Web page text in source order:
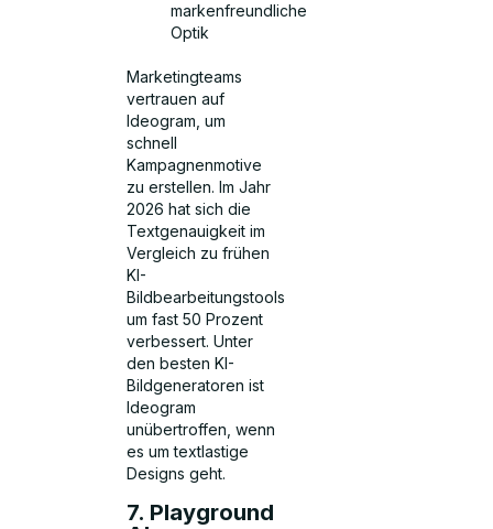
markenfreundliche
Optik
Marketingteams
vertrauen auf
Ideogram, um
schnell
Kampagnenmotive
zu erstellen. Im Jahr
2026 hat sich die
Textgenauigkeit im
Vergleich zu frühen
KI-
Bildbearbeitungstools
um fast 50 Prozent
verbessert. Unter
den besten KI-
Bildgeneratoren ist
Ideogram
unübertroffen, wenn
es um textlastige
Designs geht.
7. Playground